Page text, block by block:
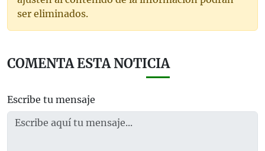
ser eliminados.
COMENTA ESTA NOTICIA
Escribe tu mensaje